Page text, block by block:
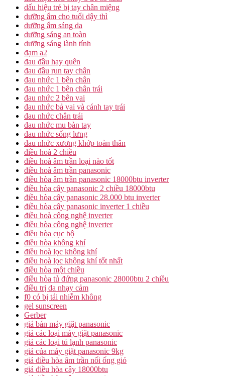
dấu hiệu trẻ bị tay chân miệng
dưỡng ẩm cho tuổi dậy thì
dưỡng ẩm sáng da
dưỡng sáng an toàn
dưỡng sáng lành tính
đạm a2
đau đầu hay quên
đau đầu run tay chân
đau nhức 1 bên chân
đau nhức 1 bên chân trái
đau nhức 2 bên vai
đau nhức bả vai và cánh tay trái
đau nhức chân trái
đau nhức mu bàn tay
đau nhức sống lưng
đau nhức xương khớp toàn thân
điều hoà 2 chiều
điều hoà âm trần loại nào tốt
điều hoà âm trần panasonic
điều hòa âm trần panasonic 18000btu inverter
điều hòa cây panasonic 2 chiều 18000btu
điều hòa cây panasonic 28.000 btu inverter
điều hòa cây panasonic inverter 1 chiều
điều hoà công nghệ inverter
điều hòa công nghệ inverter
điều hòa cục bộ
điều hòa không khí
điều hoà lọc không khí
điều hoà lọc không khí tốt nhất
điều hòa một chiều
điều hòa tủ đứng panasonic 28000btu 2 chiều
điều trị da nhạy cảm
f0 có bị tái nhiễm không
gel sunscreen
Gerber
giá bán máy giặt panasonic
giá các loại máy giặt panasonic
giá các loại tủ lạnh panasonic
giá của máy giặt panasonic 9kg
giá điều hòa âm trần nối ống gió
giá điều hòa cây 18000btu